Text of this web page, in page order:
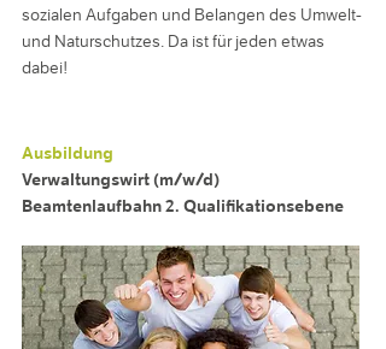
sozialen Aufgaben und Belangen des Umwelt-
und Naturschutzes. Da ist für jeden etwas
dabei!
Ausbildung
Verwaltungswirt (m/w/d)
Beamtenlaufbahn 2. Qualifikationsebene